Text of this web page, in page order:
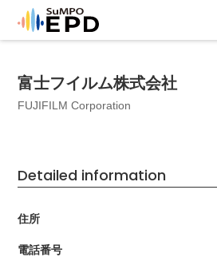
富士フイルム株式会社
FUJIFILM Corporation
Detailed information
住所
電話番号